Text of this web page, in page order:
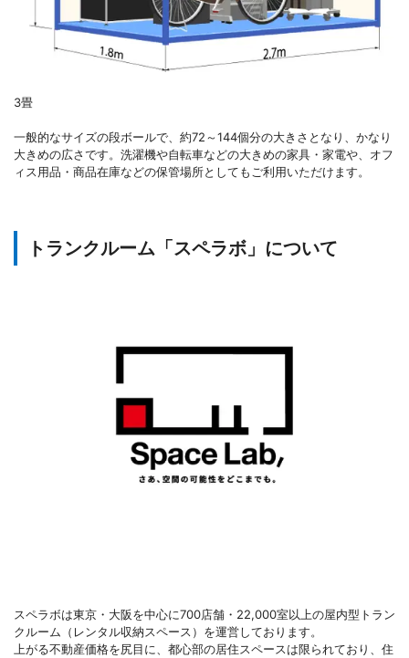
3畳
一般的なサイズの段ボールで、約72～144個分の大きさとなり、かなり
大きめの広さです。洗濯機や自転車などの大きめの家具・家電や、オフ
ィス用品・商品在庫などの保管場所としてもご利用いただけます。
トランクルーム「スペラボ」について
スペラボは東京・大阪を中心に700店舗・22,000室以上の屋内型トラン
クルーム（レンタル収納スペース）を運営しております。
上がる不動産価格を尻目に、都心部の居住スペースは限られており、住